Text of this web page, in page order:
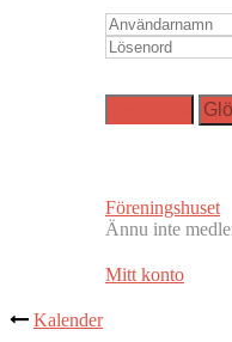
Föreningshuset
Ännu inte
Mitt konto
Kalender